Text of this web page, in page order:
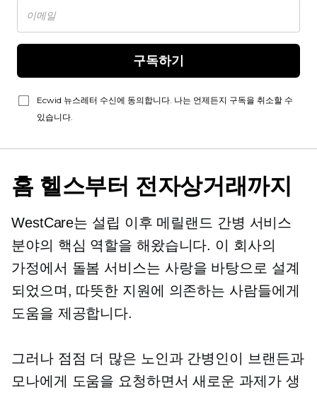
구독하기
Ecwid 뉴스레터 수신에 동의합니다. 나는 언제든지 구독을 취소할 수
있습니다.
홈 헬스부터 전자상거래까지
WestCare는 설립 이후 메릴랜드 간병 서비스
분야의 핵심 역할을 해왔습니다. 이 회사의
가정에서 돌봄 서비스는 사랑을 바탕으로 설계
되었으며, 따뜻한 지원에 의존하는 사람들에게
도움을 제공합니다.
그러나 점점 더 많은 노인과 간병인이 브랜든과
모나에게 도움을 요청하면서 새로운 과제가 생